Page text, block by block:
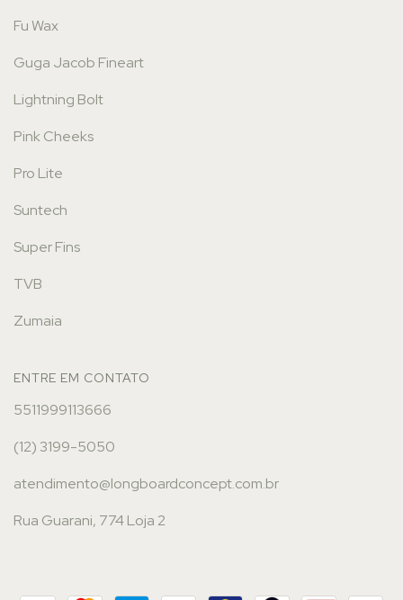
Fu Wax
Guga Jacob Fineart
Lightning Bolt
Pink Cheeks
Pro Lite
Suntech
Super Fins
TVB
Zumaia
ENTRE EM CONTATO
5511999113666
(12) 3199-5050
atendimento@longboardconcept.com.br
Rua Guarani, 774 Loja 2